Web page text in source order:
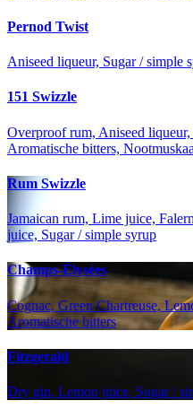
Pernod Twist
Aniseed liqueur, Sugar / simple
151 Swizzle
Overproof rum, Aniseed
Aromatische bitters,
Rum Swizzle
Jamaican rum, Lime juice,
juice, Sugar / simple syrup
Champs-Élysées
Cognac, Green Chartreuse,
Aromatische bitters
Fitzgerald
Dry gin, Lemon juice, Sugar /